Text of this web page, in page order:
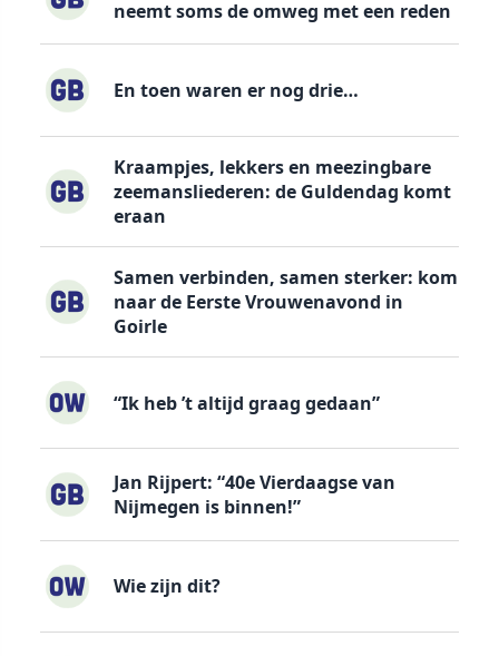
neemt soms de omweg met een reden
En toen waren er nog drie…
Kraampjes, lekkers en meezingbare
zeemansliederen: de Guldendag komt
eraan
Samen verbinden, samen sterker: kom
naar de Eerste Vrouwenavond in
Goirle
“Ik heb ’t altijd graag gedaan”
Jan Rijpert: “40e Vierdaagse van
Nijmegen is binnen!”
Wie zijn dit?